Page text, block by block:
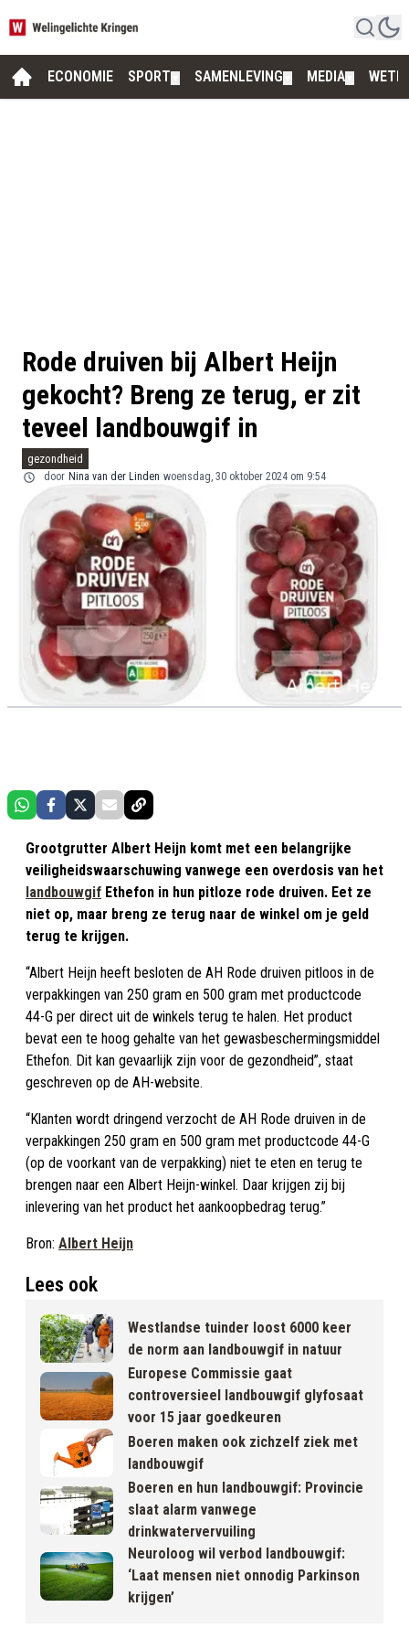
ECONOMIE SPORT SAMENLEVING MEDIA
Rode druiven bij Albert Heijn
gekocht? Breng ze terug, er zit
teveel landbouwgif in
gezondheid
door Nina van der Linden woensdag, 30 oktober 2024 om 9:54
Grootgrutter Albert Heijn komt met een belangrijke
veiligheidswaarschuwing vanwege een overdosis van het
landbouwgif Ethefon in hun pitloze rode druiven. Eet ze
niet op, maar breng ze terug naar de winkel om je geld
terug te krijgen.
“Albert Heijn heeft besloten de AH Rode druiven pitloos in de
verpakkingen van 250 gram en 500 gram met productcode
44-G per direct uit de winkels terug te halen. Het product
bevat een te hoog gehalte van het gewasbeschermingsmiddel
Ethefon. Dit kan gevaarlijk zijn voor de gezondheid”, staat
geschreven op de AH-website.
“Klanten wordt dringend verzocht de AH Rode druiven in de
verpakkingen 250 gram en 500 gram met productcode 44-G
(op de voorkant van de verpakking) niet te eten en terug te
brengen naar een Albert Heijn-winkel. Daar krijgen zij bij
inlevering van het product het aankoopbedrag terug.”
Bron: Albert Heijn
Lees ook
Westlandse tuinder loost 6000 keer
de norm aan landbouwgif in natuur
Europese Commissie gaat
controversieel landbouwgif glyfosaat
voor 15 jaar goedkeuren
Boeren maken ook zichzelf ziek met
landbouwgif
Boeren en hun landbouwgif: Provincie
slaat alarm vanwege
drinkwatervervuiling
Neuroloog wil verbod landbouwgif:
‘Laat mensen niet onnodig Parkinson
krijgen’